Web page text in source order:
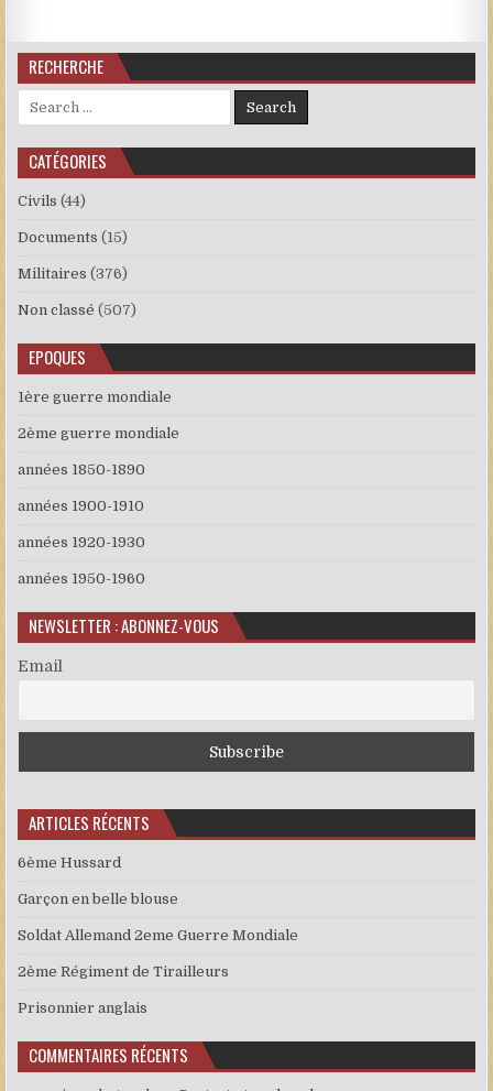
RECHERCHE
Search for:
CATÉGORIES
Civils (44)
Documents (15)
Militaires (376)
Non classé (507)
EPOQUES
1ère guerre mondiale
2ème guerre mondiale
années 1850-1890
années 1900-1910
années 1920-1930
années 1950-1960
NEWSLETTER : ABONNEZ-VOUS
Email
ARTICLES RÉCENTS
6ème Hussard
Garçon en belle blouse
Soldat Allemand 2eme Guerre Mondiale
2ème Régiment de Tirailleurs
Prisonnier anglais
COMMENTAIRES RÉCENTS